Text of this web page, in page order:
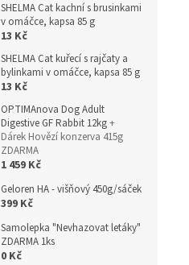
SHELMA Cat kachní s brusinkami
v omáčce, kapsa 85 g
13 Kč
SHELMA Cat kuřecí s rajčaty a
bylinkami v omáčce, kapsa 85 g
13 Kč
OPTIMAnova Dog Adult
Digestive GF Rabbit 12kg+
Dárek Hovězí konzerva 415g
ZDARMA
1 459 Kč
Geloren HA - višňový 450g/sáček
399 Kč
Samolepka "Nevhazovat letáky"
ZDARMA 1ks
0 Kč